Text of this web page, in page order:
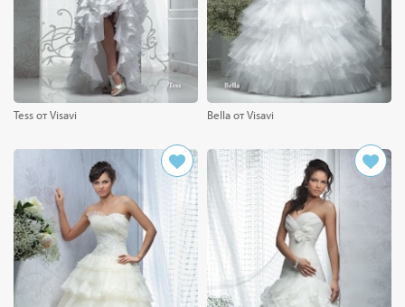
Tess от Visavi Bella от Visavi